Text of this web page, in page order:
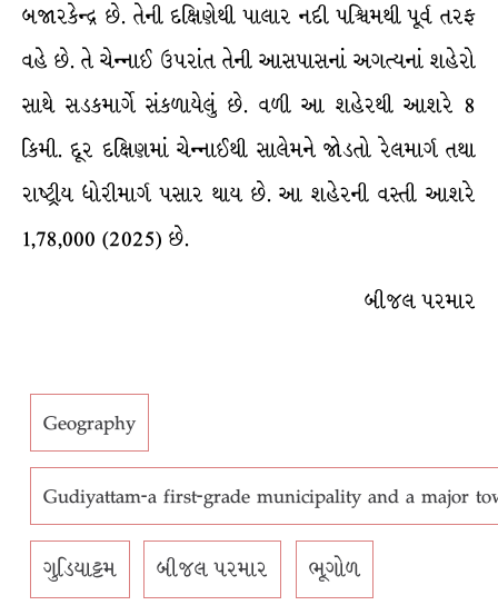
બજારકેન્દ્ર છે. તેની દક્ષિણેથી પાલાર નદી પશ્ચિમથી પૂર્વ તરફ
વહે છે. તે ચેન્નાઈ ઉપરાંત તેની આસપાસનાં અગત્યનાં શહેરો
સાથે સડકમાર્ગે સંકળાયેલું છે. વળી આ શહેરથી આશરે 8
કિમી. દૂર દક્ષિણમાં ચેન્નાઈથી સાલેમને જોડતો રેલમાર્ગ તથા
રાષ્ટ્રીય ધોરીમાર્ગ પસાર થાય છે. આ શહેરની વસ્તી આશરે
1,78,000 (2025) છે.
બીજલ પરમાર
Geography
Gudiyattam-a first-grade municipality and a major
ગુડિયાટ્ટમ બીજલ પરમાર ભૂગોળ